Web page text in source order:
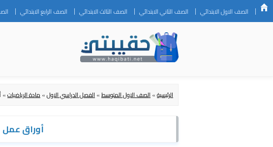
الصف الاول الابتدائي الصف الثاني الابتدائي الصف الثالث الابتدائي الصف الرابع الابتدائي
الرئيسية»الصف الاول المتوسط»الفصل الدراسي الاول»مادة الرياضيات»
أوراق عمل